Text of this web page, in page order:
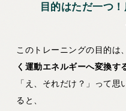
目的はただ一つ
このトレーニングの目的は
く運動エネルギーへ変換す
「え、それだけ？」って
ると、